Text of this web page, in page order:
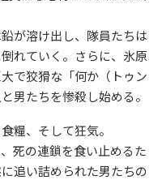
が溶け出し、隊員たちは
れていく。さらに、氷原
で狡猾な「何か（トゥン
男たちを惨殺し始める。
糧、そして狂気。
死の連鎖を食い止めるた
追い詰められた男たちの